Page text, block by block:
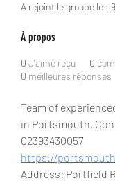
A rejoint le groupe le :
À propos
0 J'aime reçu 0
0 meilleures réponses
Team of
in Portsmouth.
02393430057
https://
Address: Portfield